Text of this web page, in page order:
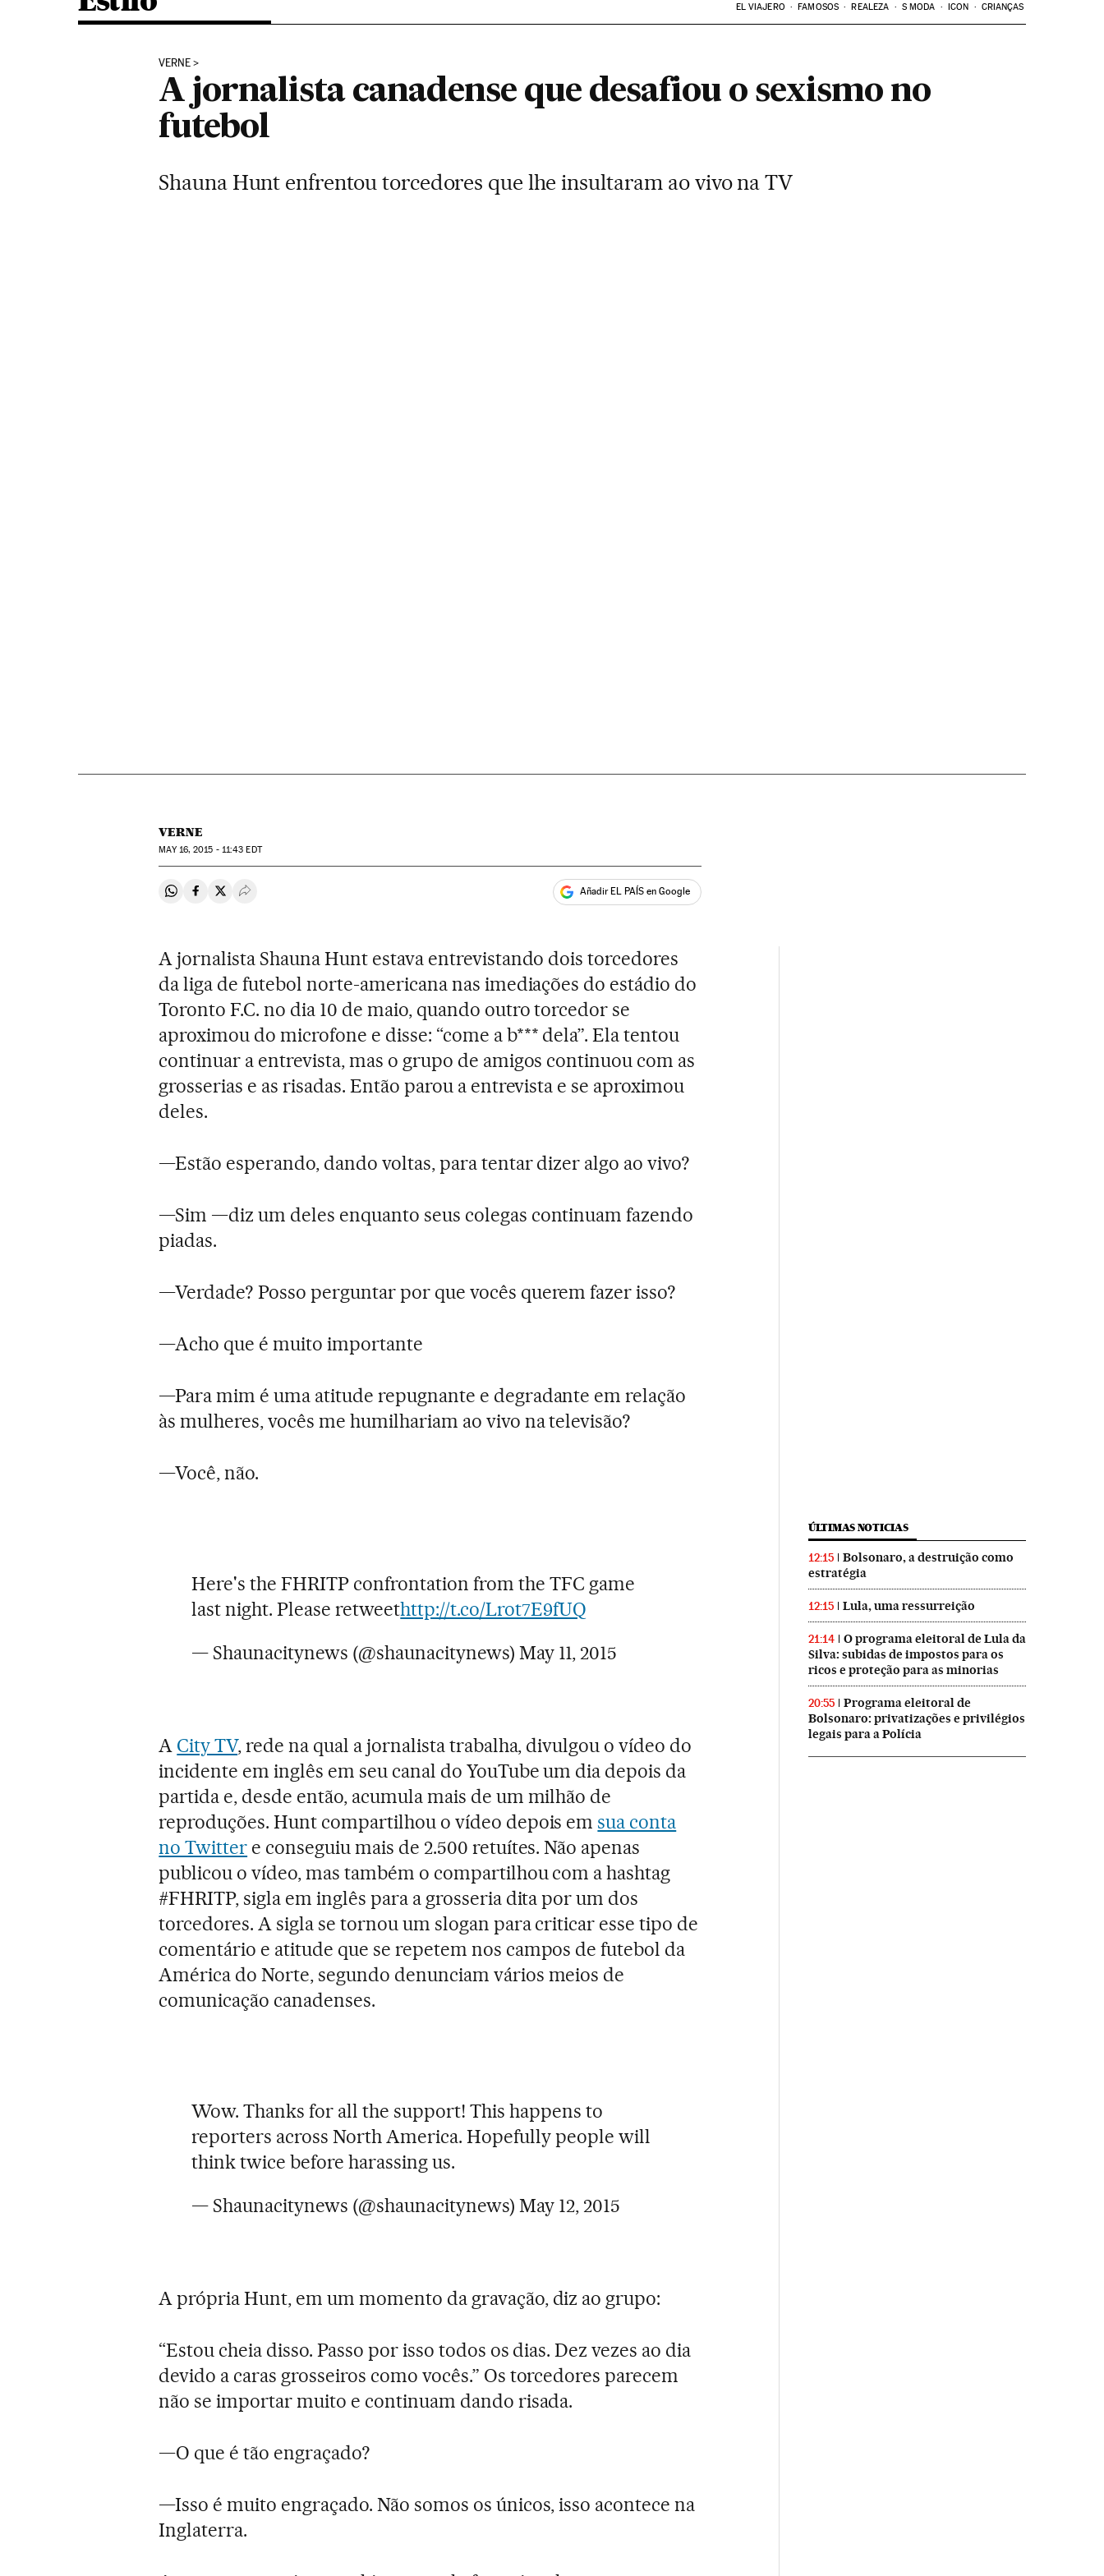
EL VIAJERO FAMOSOS REALEZA S MODA ICON CRIANÇAS
VERNE
A jornalista canadense que desafiou o sexismo no
futebol
Shauna Hunt enfrentou torcedores que lhe insultaram ao vivo na TV
VERNE
MAY16, 2015 - 11:43 EDT
Compartir en Whatsapp
Compartir en Facebook
Compartir en Twitter
Desplegar Redes Sociales Añadir EL PAÍS en Google
A jornalista Shauna Hunt estava entrevistando dois torcedores
da liga de futebol norte-americana nas imediações do estádio do
Toronto F.C. no dia 10 de maio, quando outro torcedor se
aproximou do microfone e disse: “come a b*** dela”. Ela tentou
continuar a entrevista, mas o grupo de amigos continuou com as
grosserias e as risadas. Então parou a entrevista e se aproximou
deles.
—Estão esperando, dando voltas, para tentar dizer algo ao vivo?
—Sim —diz um deles enquanto seus colegas continuam fazendo
piadas.
—Verdade? Posso perguntar por que vocês querem fazer isso?
—Acho que é muito importante
—Para mim é uma atitude repugnante e degradante em relação
às mulheres, vocês me humilhariam ao vivo na televisão?
—Você, não.
Here's the FHRITP confrontation from the TFC game
last night. Please retweethttp://t.co/Lrot7E9fUQ
— Shaunacitynews (@shaunacitynews)May 11, 2015
A City TV, rede na qual a jornalista trabalha, divulgou o vídeo do
incidente em inglês em seu canal do YouTube um dia depois da
partida e, desde então, acumula mais de um milhão de
reproduções. Hunt compartilhou o vídeo depois emsua conta
no Twitter e conseguiu mais de 2.500 retuítes. Não apenas
publicou o vídeo, mas também o compartilhou com a hashtag
#FHRITP, sigla em inglês para a grosseria dita por um dos
torcedores. A sigla se tornou um slogan para criticar esse tipo de
comentário e atitude que se repetem nos campos de futebol da
América do Norte, segundo denunciam vários meios de
comunicação canadenses.
Wow. Thanks for all the support! This happens to
reporters across North America. Hopefully people will
think twice before harassing us.
— Shaunacitynews (@shaunacitynews)May 12, 2015
A própria Hunt, em um momento da gravação, diz ao grupo:
“Estou cheia disso. Passo por isso todos os dias. Dez vezes ao dia
devido a caras grosseiros como vocês.” Os torcedores parecem
não se importar muito e continuam dando risada.
—O que é tão engraçado?
—Isso é muito engraçado. Não somos os únicos, isso acontece na
Inglaterra.
ÚLTIMAS NOTICIAS
12:15
Bolsonaro, a destruição como
estratégia
12:15 Lula, uma ressurreição
21:14
O programa eleitoral de Lula da
Silva: subidas de impostos para os
ricos e proteção para as minorias
20:55
Programa eleitoral de
Bolsonaro: privatizações e privilégios
legais para a Polícia